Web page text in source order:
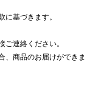
基づきます。
連絡ください。
、商品のお届けができま